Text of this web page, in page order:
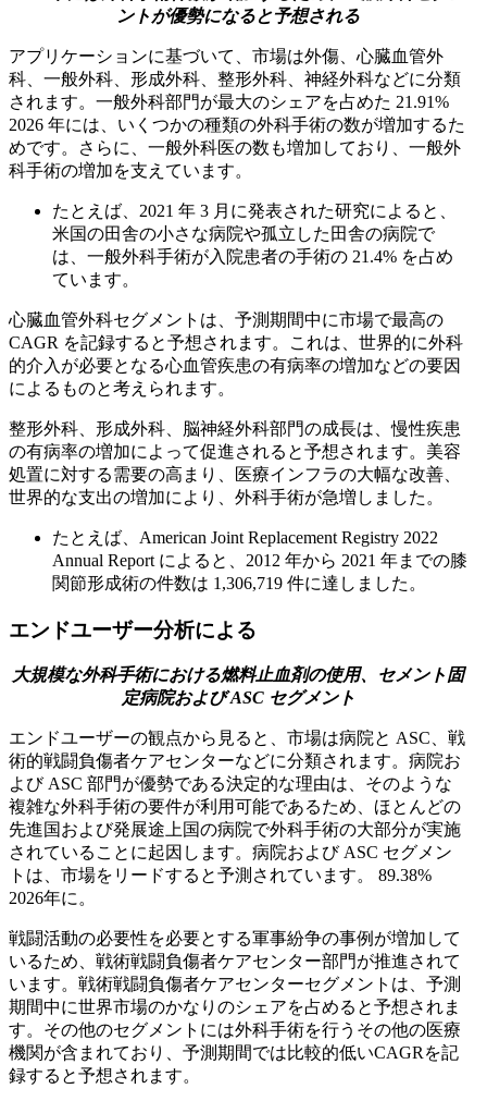
ントが優勢になると予想される
アプリケーションに基づいて、市場は外傷、心臓血管外
科、一般外科、形成外科、整形外科、神経外科などに分類
されます。一般外科部門が最大のシェアを占めた 21.91%
2026 年には、いくつかの種類の外科手術の数が増加するた
めです。さらに、一般外科医の数も増加しており、一般外
科手術の増加を支えています。
たとえば、2021 年 3 月に発表された研究によると、
米国の田舎の小さな病院や孤立した田舎の病院で
は、一般外科手術が入院患者の手術の 21.4% を占め
ています。
心臓血管外科セグメントは、予測期間中に市場で最高の
CAGR を記録すると予想されます。これは、世界的に外科
的介入が必要となる心血管疾患の有病率の増加などの要因
によるものと考えられます。
整形外科、形成外科、脳神経外科部門の成長は、慢性疾患
の有病率の増加によって促進されると予想されます。美容
処置に対する需要の高まり、医療インフラの大幅な改善、
世界的な支出の増加により、外科手術が急増しました。
たとえば、American Joint Replacement Registry 2022
Annual Report によると、2012 年から 2021 年までの膝
関節形成術の件数は 1,306,719 件に達しました。
エンドユーザー分析による
大規模な外科手術における燃料止血剤の使用、セメント固
定病院および ASC セグメント
エンドユーザーの観点から見ると、市場は病院と ASC、戦
術的戦闘負傷者ケアセンターなどに分類されます。病院お
よび ASC 部門が優勢である決定的な理由は、そのような
複雑な外科手術の要件が利用可能であるため、ほとんどの
先進国および発展途上国の病院で外科手術の大部分が実施
されていることに起因します。病院および ASC セグメン
トは、市場をリードすると予測されています。 89.38%
2026年に。
戦闘活動の必要性を必要とする軍事紛争の事例が増加して
いるため、戦術戦闘負傷者ケアセンター部門が推進されて
います。戦術戦闘負傷者ケアセンターセグメントは、予測
期間中に世界市場のかなりのシェアを占めると予想されま
す。その他のセグメントには外科手術を行うその他の医療
機関が含まれており、予測期間では比較的低いCAGRを記
録すると予想されます。